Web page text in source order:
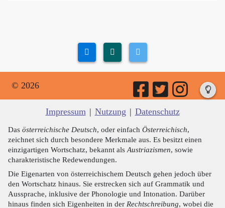
© 2026
Impressum | Nutzung | Datenschutz
Das österreichische Deutsch, oder einfach Österreichisch,
zeichnet sich durch besondere Merkmale aus. Es besitzt einen
einzigartigen Wortschatz, bekannt als Austriazismen, sowie
charakteristische Redewendungen.
Die Eigenarten von österreichischem Deutsch gehen jedoch über
den Wortschatz hinaus. Sie erstrecken sich auf Grammatik und
Aussprache, inklusive der Phonologie und Intonation. Darüber
hinaus finden sich Eigenheiten in der Rechtschreibung, wobei die